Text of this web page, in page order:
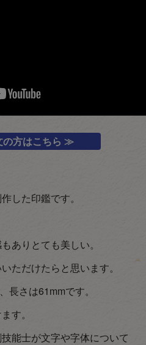
の方はこちら ≫
した印鑑です。
ありとても美しい。
ただけたらと思います。
長さは61mmです。
す。
能士が文字や字体について